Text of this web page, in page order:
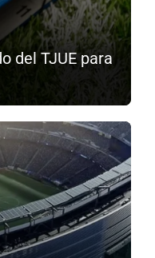
del TJUE para